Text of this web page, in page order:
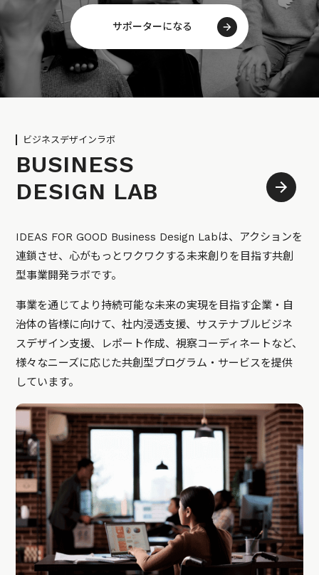
サポーターになる
ビジネスデザインラボ
BUSINESS
DESIGN LAB
IDEAS FOR GOOD Business Design Labは、アクションを
連鎖させ、心がもっとワクワクする未来創りを目指す共創
型事業開発ラボです。
事業を通じてより持続可能な未来の実現を目指す企業・自
治体の皆様に向けて、社内浸透支援、サステナブルビジネ
スデザイン支援、レポート作成、視察コーディネートなど、
様々なニーズに応じた共創型プログラム・サービスを提供
しています。